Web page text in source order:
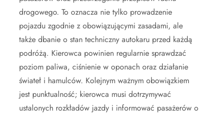
drogowego. To oznacza nie tylko prowadzenie
pojazdu zgodnie z obowiązującymi zasadami, ale
także dbanie o stan techniczny autokaru przed każdą
podróżą. Kierowca powinien regularnie sprawdzać
poziom paliwa, ciśnienie w oponach oraz działanie
świateł i hamulców. Kolejnym ważnym obowiązkiem
jest punktualność; kierowca musi dotrzymywać
ustalonych rozkładów jazdy i informować pasażerów o